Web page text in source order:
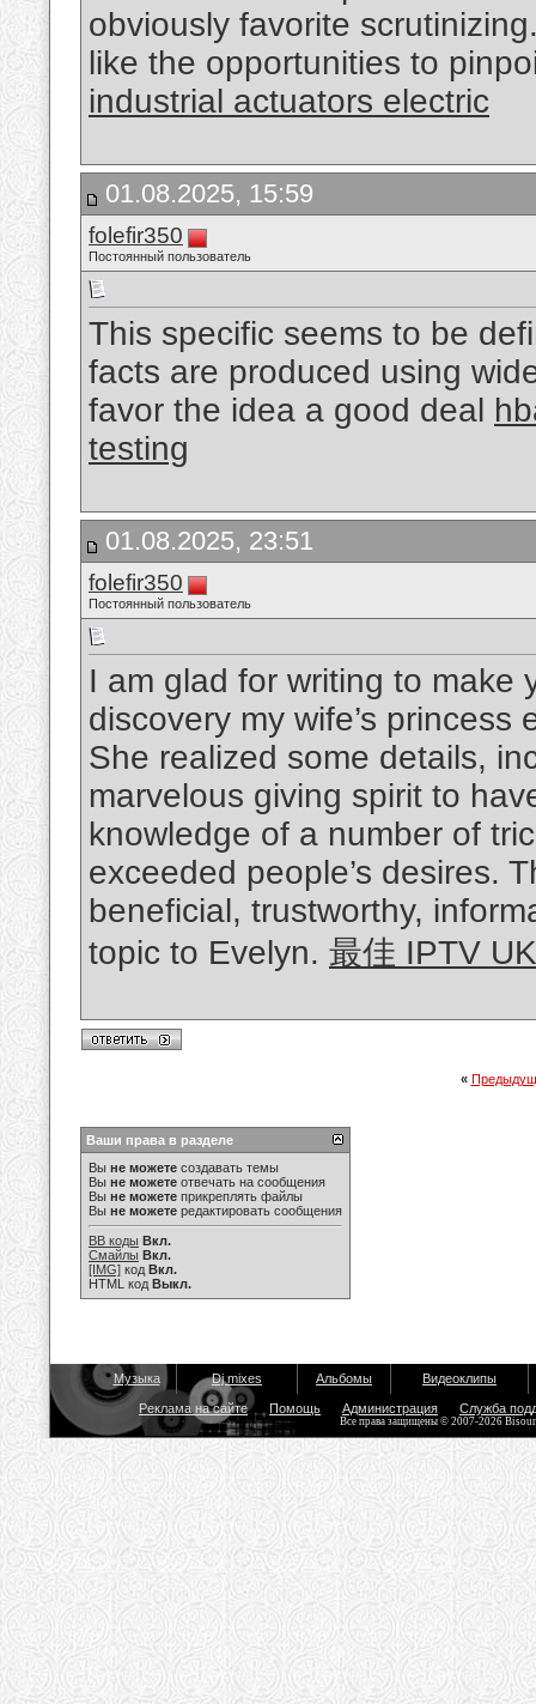
obviously favorite
like the opportunities to
industrial actuators electric
01.08.2025, 15:59
folefir350
Постоянный пользователь
This specific seems to be
facts are produced using
favor the idea a good deal
testing
01.08.2025, 23:51
folefir350
Постоянный пользователь
I am glad for writing to make
discovery my wife’s
She realized some details,
marvelous giving spirit to
knowledge of a number of
exceeded people’s desires.
beneficial, trustworthy,
topic to Evelyn. 最佳 IPTV
«
Ваши права в разделе
Вы не можете создавать темы
Вы не можете отвечать на сообщения
Вы не можете прикреплять файлы
Вы не можете редактировать сообщения
BB коды Вкл.
Смайлы Вкл.
[IMG] код Вкл.
HTML код Выкл.
Музыка Dj mixes Альбомы Видеоклипы
Реклама на сайте Помощь Администрация Служба
Все права защищены © 2007-2026